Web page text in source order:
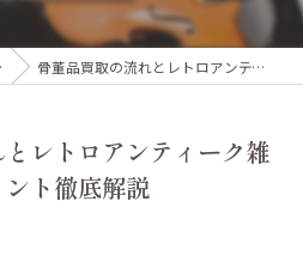
骨董品買取の流れとレトロアンティーク雑貨の高価査定ポイント徹底解説
レトロアンティーク雑
ト徹底解説